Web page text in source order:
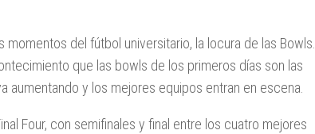
del fútbol universitario, la locura de las Bowls.
que las bowls de los primeros días son las
aumentando y los mejores equipos entran en escena.
Four, con semifinales y final entre los cuatro mejores